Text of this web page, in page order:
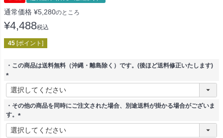
通常価格 ¥5,280のところ
¥4,488税込
45 [ポイント]
・この商品は送料無料（沖縄・離島除く）です。(後ほど送料修正いたします)
(
必
)
・その他の商品を同時にご注文された場合、別途送料が掛かる場合がございま
す。
(
必